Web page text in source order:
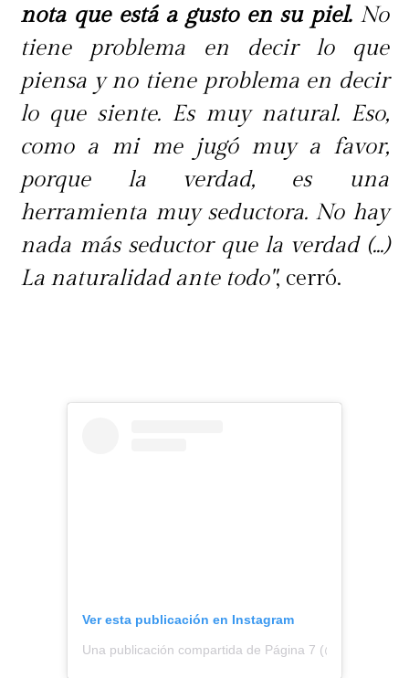
nota que está a gusto en su piel.No
tiene problema en decir lo que
piensa y no tiene problema en decir
lo que siente. Es muy natural. Eso,
como a mi me jugó muy a favor,
porque la verdad, es una
herramienta muy seductora. No hay
nada más seductor que la verdad (...)
La naturalidad ante todo", cerró.
Ver esta publicación en Instagram
Una publicación compartida de Página 7